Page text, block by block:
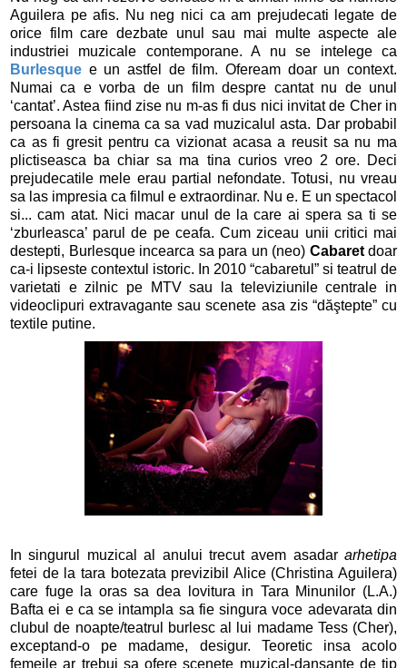
Aguilera pe afis. Nu neg nici ca am prejudecati legate de
orice film care dezbate unul sau mai multe aspecte ale
industriei muzicale contemporane. A nu se intelege ca
Burlesque e un astfel de film. Ofeream doar un context.
Numai ca e vorba de un film despre cantat nu de unul
‘cantat’. Astea fiind zise nu m-as fi dus nici invitat de Cher in
persoana la cinema ca sa vad muzicalul asta. Dar probabil
ca as fi gresit pentru ca vizionat acasa a reusit sa nu ma
plictiseasca ba chiar sa ma tina curios vreo 2 ore. Deci
prejudecatile mele erau partial nefondate. Totusi, nu vreau
sa las impresia ca filmul e extraordinar. Nu e. E un spectacol
si... cam atat. Nici macar unul de la care ai spera sa ti se
‘zburleasca’ parul de pe ceafa. Cum ziceau unii critici mai
destepti, Burlesque incearca sa para un (neo) Cabaretdoar
ca-i lipseste contextul istoric. In 2010 “cabaretul” si teatrul de
varietati e zilnic pe MTV sau la televiziunile centrale in
videoclipuri extravagante sau scenete asa zis “dăştepte” cu
textile putine.
In singurul muzical al anului trecut avem asadar arhetipa
fetei de la tara botezata previzibil Alice (Christina Aguilera)
care fuge la oras sa dea lovitura in Tara Minunilor (L.A.)
Bafta ei e ca se intampla sa fie singura voce adevarata din
clubul de noapte/teatrul burlesc al lui madame Tess (Cher),
exceptand-o pe madame, desigur. Teoretic insa acolo
femeile ar trebui sa ofere scenete muzical-dansante de tip